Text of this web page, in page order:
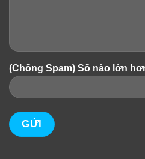
(Chống Spam) Số nào lớn